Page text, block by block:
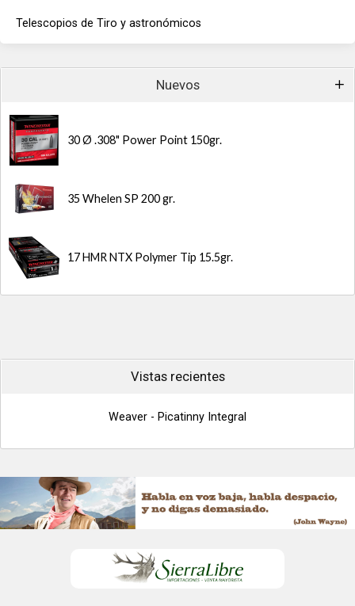
Telescopios de Tiro y astronómicos
Nuevos
30 Ø .308" Power Point 150gr.
35 Whelen SP 200 gr.
17 HMR NTX Polymer Tip 15.5gr.
Vistas recientes
Weaver - Picatinny Integral